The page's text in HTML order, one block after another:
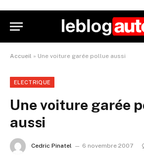
Accueil » Une voiture garée pollue aussi
ELECTRIQUE
Une voiture garée
aussi
Cedric Pinatel 6 novembre 2007